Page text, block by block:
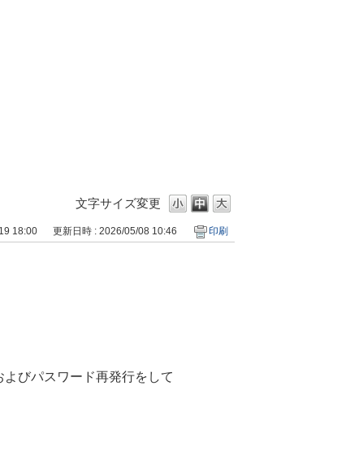
文字サイズ変更
18:00 更新日時 : 2026/05/08 10:46 印刷
びパスワード再発行をして